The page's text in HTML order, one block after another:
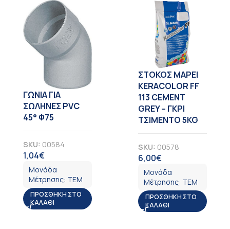
ΓΩΝΙΑ ΓΙΑ
ΣΩΛΗΝΕΣ PVC
45° Φ75
SKU: 00584
1,04€
Μονάδα
Μέτρησης: ΤΕΜ
ΠΡΟΣΘΉΚΗ ΣΤΟ
ΚΑΛΆΘΙ
ΣΤΟΚΟΣ MAPEI
KERACOLOR FF
113 CEMENT
GREY – ΓΚΡΙ
ΤΣΙΜΕΝΤΟ 5KG
SKU: 00578
6,00€
Μονάδα
Μέτρησης: ΤΕΜ
ΠΡΟΣΘΉΚΗ ΣΤΟ
ΚΑΛΆΘΙ